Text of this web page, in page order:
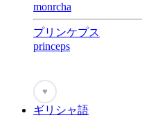
monrcha
プリンケプス
princeps
♥
ギリシャ語